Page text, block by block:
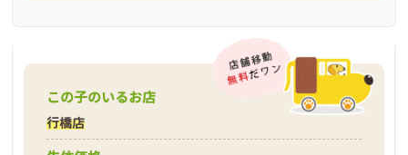
この子のいるお店
行橋店